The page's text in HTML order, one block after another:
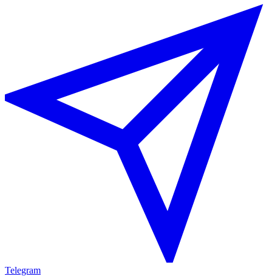
Telegram